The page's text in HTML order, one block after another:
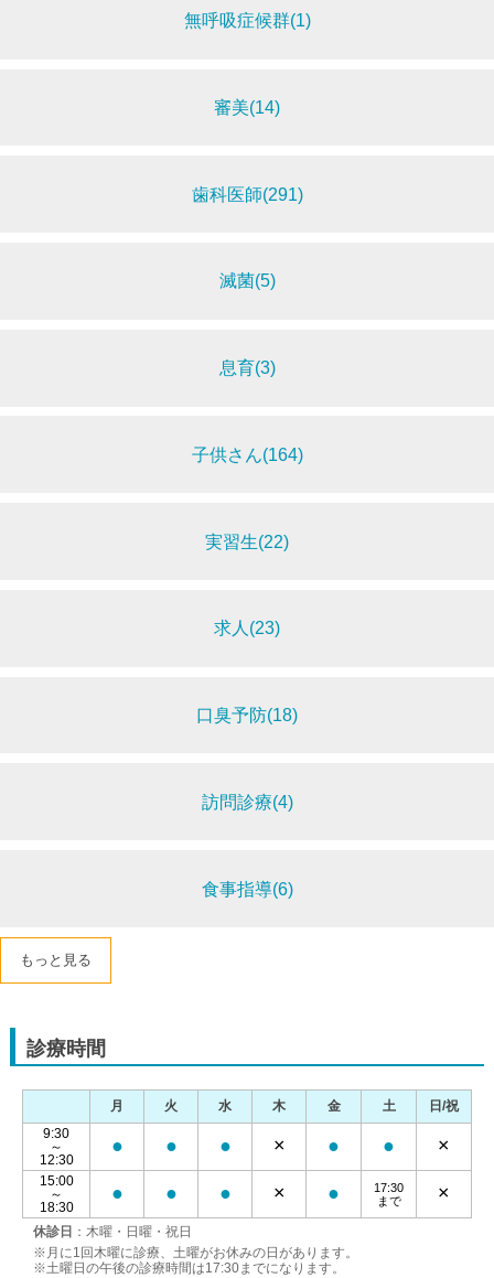
無呼吸症候群(1)
審美(14)
歯科医師(291)
滅菌(5)
息育(3)
子供さん(164)
実習生(22)
求人(23)
口臭予防(18)
訪問診療(4)
食事指導(6)
もっと見る
診療時間
休診日 ：木曜・日曜・祝日
※月に1回木曜に診療、土曜がお休みの日があります。
※土曜日の午後の診療時間は17:30までになります。
月 火 水 木 金 土
日/祝
9:30
～
12:30
● ● ● × ● ● ×
15:00
～
18:30
● ● ● × ●
17:30
まで
×